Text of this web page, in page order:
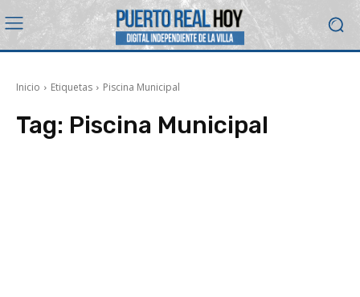
Inicio Etiquetas Piscina Municipal
Tag: Piscina Municipal